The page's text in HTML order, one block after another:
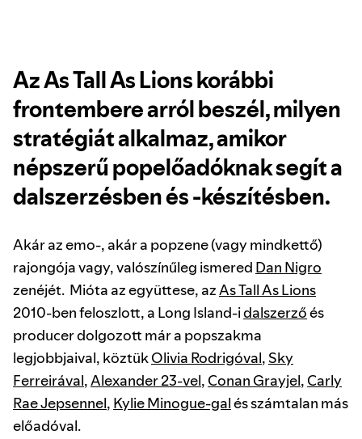
Az As Tall As Lions korábbi
frontembere arról beszél, milyen
stratégiát alkalmaz, amikor
népszerű popelőadóknak segít a
dalszerzésben és -készítésben.
Akár az emo-, akár a popzene (vagy mindkettő)
rajongója vagy, valószínűleg ismered Dan Nigro
zenéjét. Mióta az együttese, azAs Tall As Lions
2010-ben feloszlott, a Long Island-idalszerzőés
producer dolgozott már a popszakma
legjobbjaival, köztükOlivia Rodrigóval, Sky
Ferreirával,Alexander 23-vel, Conan Grayjel, Carly
Rae Jepsennel, Kylie Minogue-galés számtalan más
előadóval.